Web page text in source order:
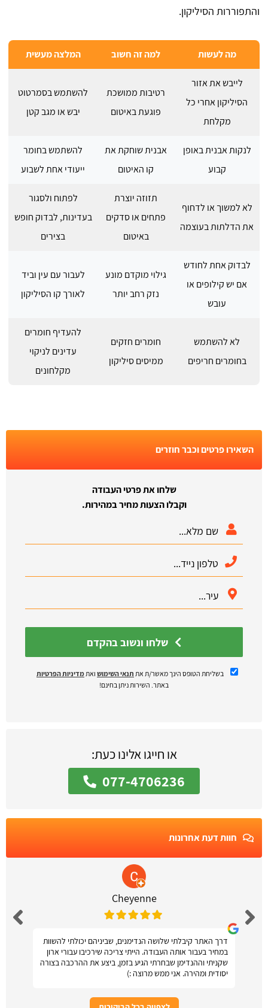
והתפוררות הסיליקון.
מה לעשות למה זה חשוב המלצה מעשית
לייבש את אזור
הסיליקון אחרי כל
מקלחת
רטיבות ממושכת
פוגעת באיטום
להשתמש בסמרטוט
יבש או מגב קטן
לנקות אבנית באופן
קבוע
אבנית שוחקת את
קו האיטום
להשתמש בחומר
ייעודי אחת לשבוע
לא למשוך או לדחוף
את הדלתות בעוצמה
תזוזה יוצרת
פתחים או סדקים
באיטום
לפתוח ולסגור
בעדינות, לבדוק חופש
בצירים
לבדוק אחת לחודש
אם יש קילופים או
עובש
גילוי מוקדם מונע
נזק רחב יותר
לעבור עם עין וביד
לאורך קו הסיליקון
לא להשתמש
בחומרים חריפים
חומרים חזקים
ממיסים סיליקון
להעדיף חומרים
עדינים לניקוי
מקלחונים
השאירו פרטים וכבר חוזרים
שלחו את פרטי העבודה
וקבלו הצעות מחיר במהירות.
בשליחת הטופס הינך מאשר/ת את תנאי השימוש ואתמדיניות הפרטיות
באתר. השירות ניתן בחינם!
או חייגו אלינו כעת:
077-4706236
חוות דעת אחרונות
Cheyenne
דרך האתר קיבלתי שלושה הנדימנים, שביניהם יכולתי להשוות
במחיר בעבור אותה העבודה. הייתי צריכה שירכיבו עבורי ארון
שקניתי וההנדימן שבחרתי הגיע בזמן, ביצע את ההרכבה בצורה
יסודית ומהירה. אני ממש מרוצה :)